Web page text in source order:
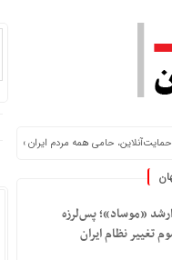
حامی همه مردم ایران »
«موساد»؛ پس‌لرزه
نظام ایران